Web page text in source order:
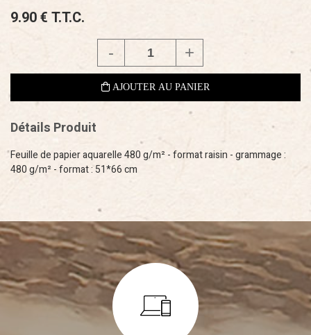
9.90€ T.T.C.
Détails Produit
Feuille de papier aquarelle 480 g/m² - format raisin - grammage :
480 g/m² - format : 51*66 cm